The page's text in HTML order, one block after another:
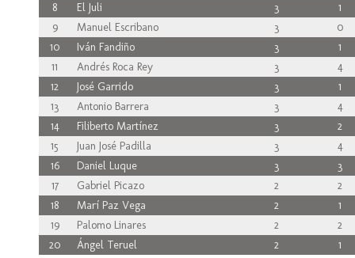
8
El Juli 3
1
9
Manuel Escribano 3
0
10
Iván Fandiño 3
1
11
Andrés Roca Rey 3
4
12
José Garrido 3
1
13
Antonio Barrera 3
4
14
Filiberto Martínez 3
2
15
Juan José Padilla 3
4
16
Daniel Luque 3
3
17
Gabriel Picazo 2
2
18
Marí Paz Vega 2
1
19
Palomo Linares 2
2
20
Ángel Teruel 2 1